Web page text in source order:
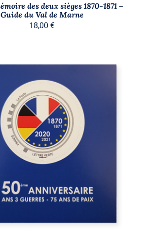
des deux sièges 1870-1871 –
Guide du Val de Marne
18,00 €
AJOUTER AU PANIER